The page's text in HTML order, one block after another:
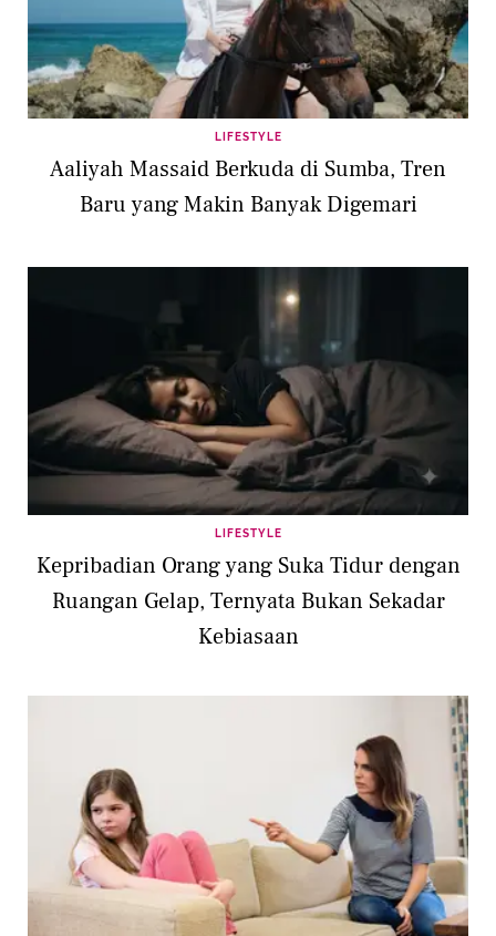
LIFESTYLE
Aaliyah Massaid Berkuda di Sumba, Tren
Baru yang Makin Banyak Digemari
LIFESTYLE
Kepribadian Orang yang Suka Tidur dengan
Ruangan Gelap, Ternyata Bukan Sekadar
Kebiasaan